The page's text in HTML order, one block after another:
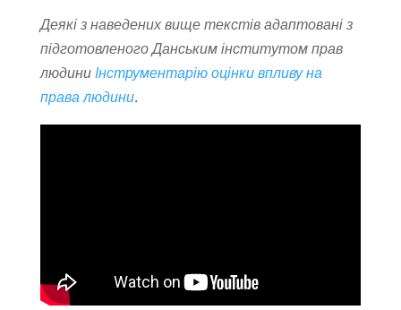
Деякі з наведених вище текстів адаптовані з
підготовленого Данським інститутом прав
людиниІнструментарію оцінки впливу на
права людини.